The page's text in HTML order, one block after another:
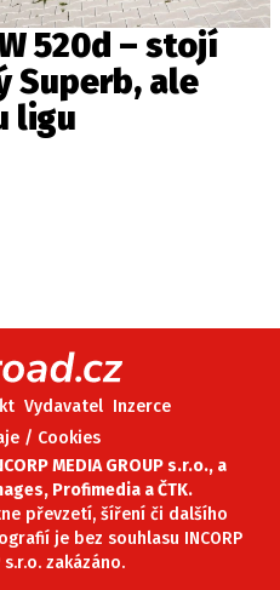
520d – stojí
Superb, ale
ligu
Vydavatel Inzerce
/ Cookies
MEDIA GROUP s.r.o., a
Profimedia a ČTK.
převzetí, šíření či dalšího
je bez souhlasu INCORP
s.r.o. zakázáno.